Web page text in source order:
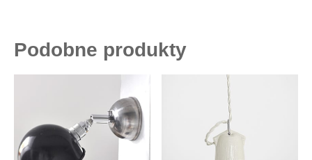
Podobne produkty